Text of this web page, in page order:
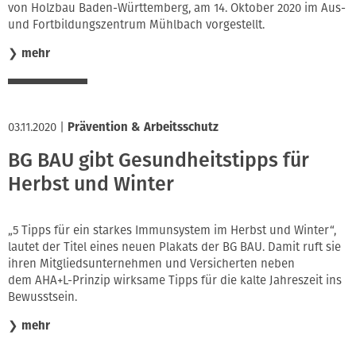
von Holzbau Baden-Württemberg, am 14. Oktober 2020 im Aus-
und Fortbildungszentrum Mühlbach vorgestellt.
❯ mehr
03.11.2020 Prävention & Arbeitsschutz
BG BAU gibt Gesundheitstipps für
Herbst und Winter
„5 Tipps für ein starkes Immunsystem im Herbst und Winter“,
lautet der Titel eines neuen Plakats der BG BAU. Damit ruft sie
ihren Mitgliedsunternehmen und Versicherten neben
dem AHA+L-Prinzip wirksame Tipps für die kalte Jahreszeit ins
Bewusstsein.
❯ mehr